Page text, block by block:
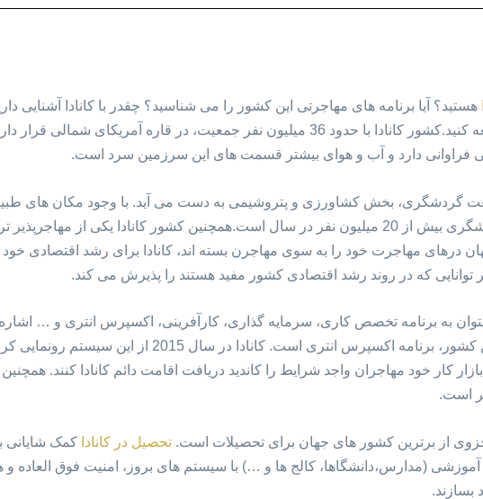
هستید؟ آیا برنامه های مهاجرتی این کشور را می شناسید؟ چقدر با کانادا آشنایی
سوال های خود ادامه مقاله را مطالعه کنید.کشور کانادا با حدود 36 میلیون نفر جمعیت، در قاره
فراوانی دارد و آب و هوای بیشتر قسمت های این سرزمین سرد است.
گردشگری، بخش کشاورزی و پتروشیمی به دست می آید. با وجود مکان های
جزو 15 کشور دیدنی دنیا با آمار گردشگری بیش از 20 میلیون نفر در سال است.همچنین کشور کانادا
مهاجرت خود را به سوی مهاجرن بسته اند، کانادا برای رشد اقتصادی خود و
که در روند رشد اقتصادی کشور مفید هستند را پذیرش می کند.
به برنامه تخصص کاری، سرمایه گذاری، کارآفرینی، اکسپرس انتری و …
و پر تقضاترین برنامه مهاجرت به این کشور، برنامه اکسپرس انتری
کار خود مهاجران واجد شرایط را کاندید دریافت اقامت دائم کانادا کنند.
است.
از برترین کشور های جهان برای تحصیلات است. تحصیل در کانادا کمک شایانی
(مدارس،دانشگاها، کالج ها و …) با سیستم های بروز، امنیت فوق العاده و
بسازند.